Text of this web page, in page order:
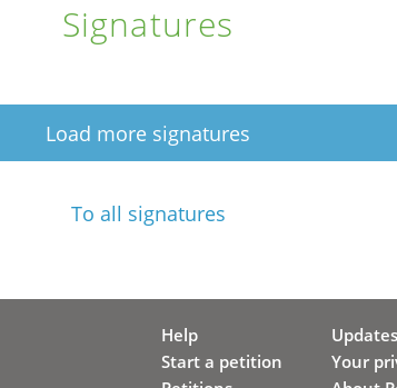
Signatures
Load more signatures
To all signatures
Help
Start a petition
Updates
Your